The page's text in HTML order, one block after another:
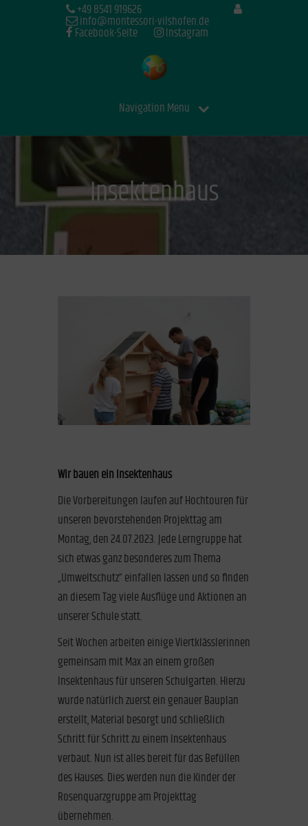
+49 8541 919626
info@montessori-vilshofen.de
Facebook-Seite Instagram
Navigation Menu
Insektenhaus
Wir bauen ein Insektenhaus
Die Vorbereitungen laufen auf Hochtouren für
unseren bevorstehenden Projekttag am
Montag, den 24.07.2023. Jede Lerngruppe hat
sich etwas ganz besonderes zum Thema
„Umweltschutz“ einfallen lassen und so finden
an diesem Tag viele Ausflüge und Aktionen an
unserer Schule statt.
Seit Wochen arbeiten einige Viertklässlerinnen
gemeinsam mit Max an einem großen
Insektenhaus für unseren Schulgarten. Hierzu
wurde natürlich zuerst ein genauer Bauplan
erstellt, Material besorgt und schließlich
Schritt für Schritt zu einem Insektenhaus
verbaut. Nun ist alles bereit für das Befüllen
des Hauses. Dies werden nun die Kinder der
Rosenquarzgruppe am Projekttag
übernehmen.